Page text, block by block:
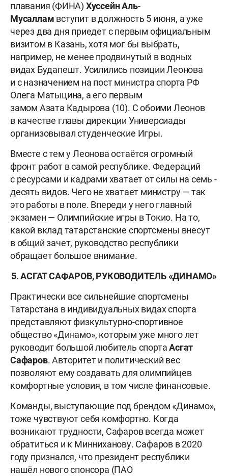
плавания (ФИНА) Хуссейн Аль-
Мусаллам вступит в должность 5 июня, а уже
через два дня приедет с первым официальным
визитом в Казань, хотя мог бы выбрать,
например, не менее продвинутый в водных
видах Будапешт. Усилились позиции Леонова
и с назначением на пост министра спорта РФ
Олега Матыцина, а его первым
замом Азата Кадырова (10). С обоими Леонов
в качестве главы дирекции Универсиады
организовывал студенческие Игры.
Вместе с тем у Леонова остаётся огромный
фронт работ в самой республике. Федераций
с ресурсами и кадрами хватает от силы на семь -
десять видов. Чего не хватает министру — так
это работы в поле. Впереди у него главный
экзамен — Олимпийские игры в Токио. На то,
какой вклад татарстанские спортсмены внесут
в общий зачет, руководство республики
обращает большое внимание.
5. АСГАТ САФАРОВ, РУКОВОДИТЕЛЬ «ДИНАМО»
Практически все сильнейшие спортсмены
Татарстана в индивидуальных видах спорта
представляют физкультурно-спортивное
общество «Динамо», которым уже много лет
руководит большой любитель спортаАсгат
Сафаров. Авторитет и политический вес
позволяют ему создавать для олимпийцев
комфортные условия, в том числе финансовые.
Команды, выступающие под брендом «Динамо»,
тоже чувствуют себя комфортно. Когда
возникают трудности, Сафаров всегда может
обратиться и к Минниханову. Сафаров в 2020
году признался, что президент республики
нашёл нового спонсора (ПАО